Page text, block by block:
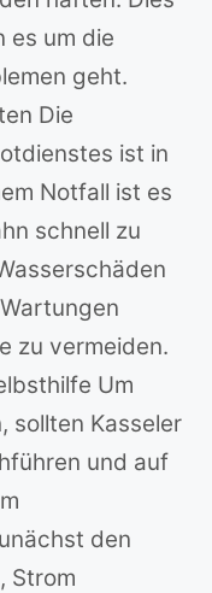
es um die
geht.
Die
ist in
Notfall ist es
schnell zu
zu vermeiden.
Um
sollten Kasseler
und auf
den
Strom